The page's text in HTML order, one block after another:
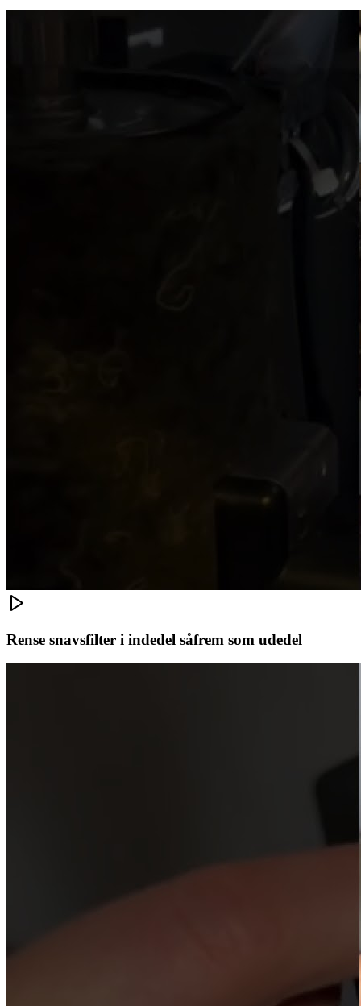
Rense snavsfilter i indedel såfrem som udedel